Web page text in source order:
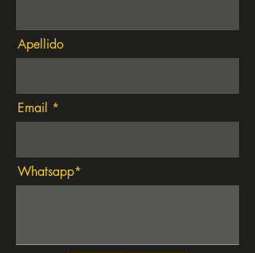
Apellido
Email
Whatsapp*